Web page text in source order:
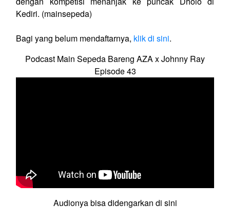
Kediri. (mainsepeda)
Bagi yang belum mendaftarnya, klik di sini.
Podcast Main Sepeda Bareng AZA x Johnny Ray
Episode 43
Audionya bisa didengarkan di sini